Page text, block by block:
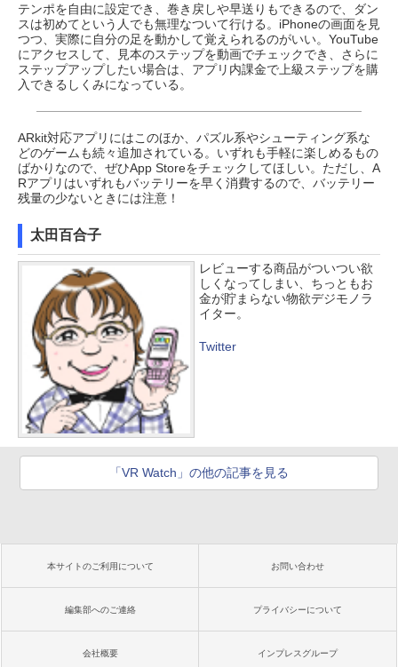
テンポを自由に設定でき、巻き戻しや早送りもできるので、ダン
スは初めてという人でも無理なついて行ける。iPhoneの画面を見
つつ、実際に自分の足を動かして覚えられるのがいい。YouTube
にアクセスして、見本のステップを動画でチェックでき、さらに
ステップアップしたい場合は、アプリ内課金で上級ステップを購
入できるしくみになっている。
ARkit対応アプリにはこのほか、パズル系やシューティング系な
どのゲームも続々追加されている。いずれも手軽に楽しめるもの
ばかりなので、ぜひApp Storeをチェックしてほしい。ただし、A
Rアプリはいずれもバッテリーを早く消費するので、バッテリー
残量の少ないときには注意！
太田百合子
レビューする商品がついつい欲
しくなってしまい、ちっともお
金が貯まらない物欲デジモノラ
イター。
Twitter
「VR Watch」の他の記事を見る
本サイトのご利用について お問い合わせ
編集部へのご連絡 プライバシーについて
会社概要 インプレスグループ